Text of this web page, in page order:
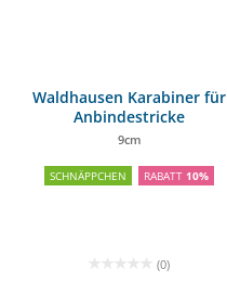
Waldhausen Karabiner für
Anbindestricke
9cm
SCHNÄPPCHEN RABATT 10%
(0)